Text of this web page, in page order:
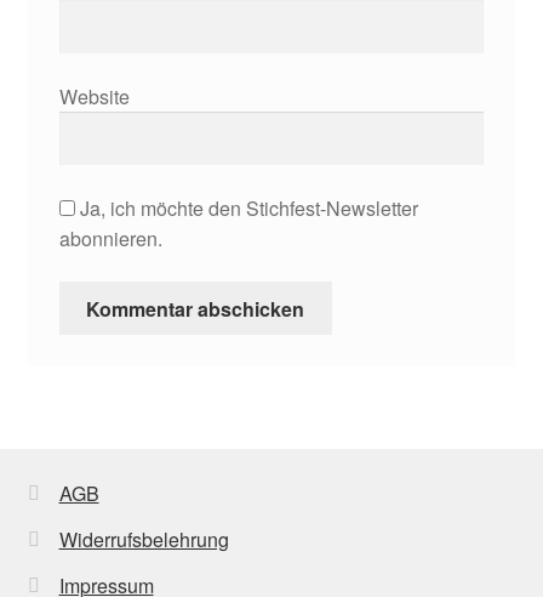
Website
Ja, ich möchte den Stichfest-Newsletter
abonnieren.
AGB
Widerrufsbelehrung
Impressum